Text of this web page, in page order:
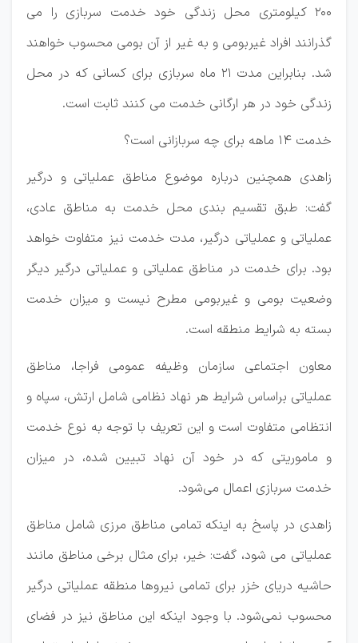
۲۰۰ کیلومتری محل زندگی خود خدمت سربازی را می
گذرانند افراد غیربومی و به غیر از آن بومی محسوب خواهند
شد. بنابراین مدت ۲۱ ماه سربازی برای کسانی که در محل
زندگی خود در هر ارگانی خدمت می کنند ثابت است.
خدمت ۱۴ ماهه برای چه سربازانی است؟
زاهدی همچنین درباره موضوع مناطق عملیاتی و درگیر
گفت: طبق تقسیم بندی محل خدمت به مناطق عادی،
عملیاتی و عملیاتی درگیر، مدت خدمت نیز متفاوت خواهد
بود. برای خدمت در مناطق عملیاتی و عملیاتی درگیر دیگر
وضعیت بومی و غیربومی مطرح نیست و میزان خدمت
بسته به شرایط منطقه است.
معاون اجتماعی سازمان وظیفه عمومی فراجا، مناطق
عملیاتی براساس شرایط هر نهاد نظامی شامل ارتش، سپاه و
انتظامی متفاوت است و این تعریف با توجه به نوع خدمت
و ماموریتی که در خود آن نهاد تبیین شده، در میزان
خدمت سربازی اعمال می‌شود.
زاهدی در پاسخ به اینکه تمامی مناطق مرزی شامل مناطق
عملیاتی می شود، گفت: خیر، برای مثال برخی مناطق مانند
حاشیه دریای خزر برای تمامی نیروها منطقه عملیاتی درگیر
محسوب نمی‌شود. با وجود اینکه این مناطق نیز در فضای